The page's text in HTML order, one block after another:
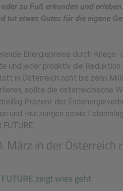
zu Fuß erkunden und
tut etwas Gutes für die eigene
Energiepreise durch Kriegs-
und jeder proaktiv die
in Österreich acht bis zehn
sollte die österreichische
Prozent der
und -nutzungen sowie
März in der Österreich
zeigt wies geht